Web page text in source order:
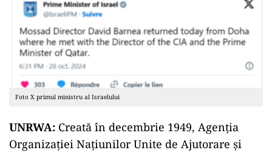
Foto X primul ministru al Israelului
UNRWA: Creată în decembrie 1949, Agenția
Organizației Națiunilor Unite de Ajutorare și